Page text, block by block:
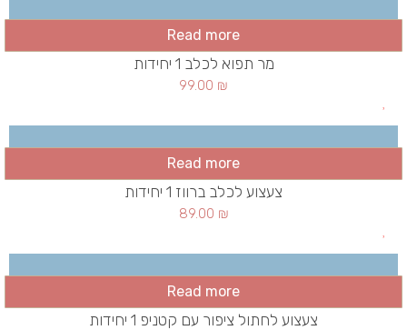
Read more
מר תפוא לכלב 1 יחידות
99.00 ₪
Read more
צעצוע לכלב ברווז 1 יחידות
89.00 ₪
Read more
צעצוע לחתול ציפור עם קטניפ 1 יחידות